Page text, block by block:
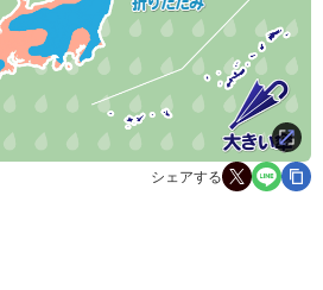
シェアする